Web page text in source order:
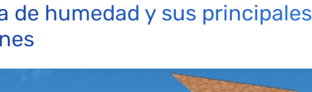
de humedad y sus principales